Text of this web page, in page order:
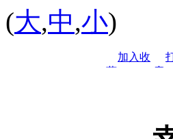
(大,中,小)
加入收
藏
章